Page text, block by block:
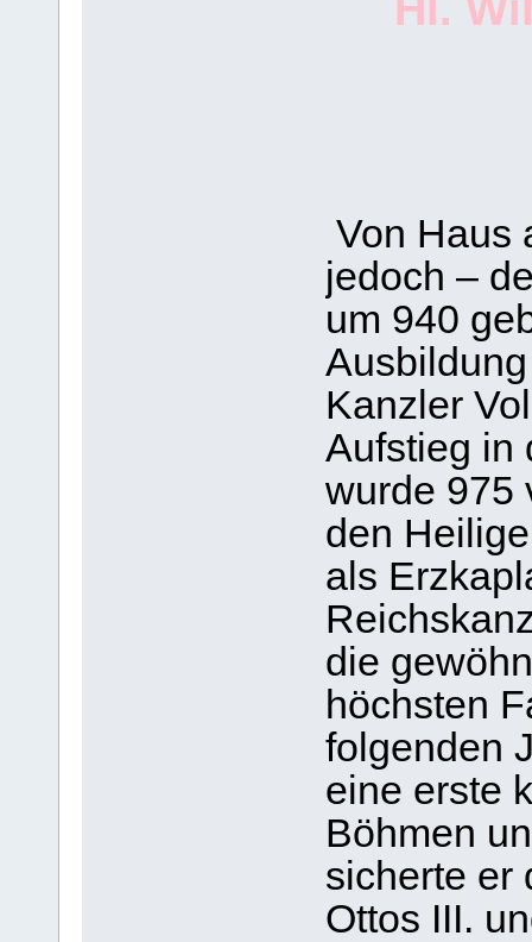
Von Haus
jedoch –
um 940
Kanzler
Aufstieg in
wurde 975
den
als
die
höchsten
folgenden
eine erste
Böhmen
sicherte er
Ottos III.